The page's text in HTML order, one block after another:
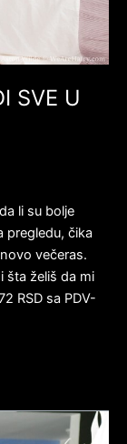
SVE U
li su bolje
pregledu, čika
večeras.
šta želiš da mi
RSD sa PDV-